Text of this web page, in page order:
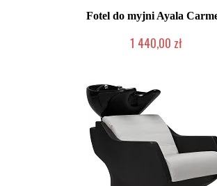
Fotel do myjni Ayala
1 440,00 zł